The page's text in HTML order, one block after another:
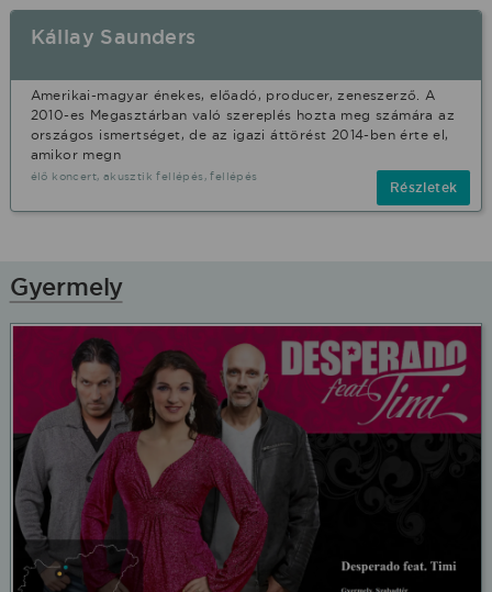
Kállay Saunders
Amerikai-magyar énekes, előadó, producer, zeneszerző. A
2010-es Megasztárban való szereplés hozta meg számára az
országos ismertséget, de az igazi áttörést 2014-ben érte el,
amikor megn
élő koncert, akusztik fellépés, fellépés
Részletek
Gyermely